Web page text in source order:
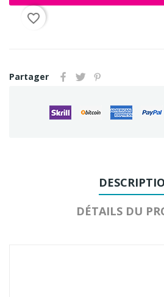
favorite_border
Partager
DÉTAILS DU